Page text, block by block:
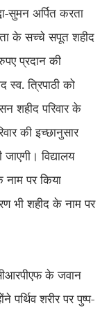
सुमन अर्पित करता
के सच्चे सपूत शहीद
प्रदान की
स्व. त्रिपाठी को
शहीद परिवार के
की इच्छानुसार
विद्यालय
नाम पर किया
भी शहीद के नाम पर
के जवान
पर्थिव शरीर पर पुष्प-